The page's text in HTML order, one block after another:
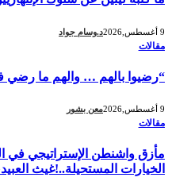
د.وسام جواد
مقالات
“رضيوا بالهم … والهم ما رضي
معن بشور
مقالات
مأزق واشنطن الإستراتيجي في
الخيارات المستحيلة..!غيث